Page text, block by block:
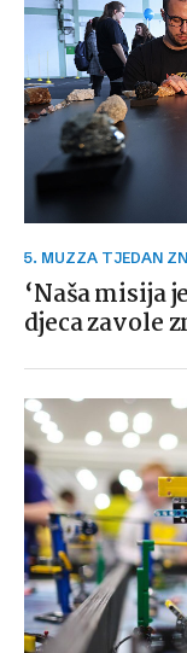
5. MUZZA TJEDAN
‘Naša misija
djeca zavole